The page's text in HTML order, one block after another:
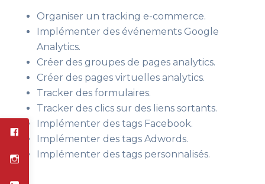
Organiser un tracking e-commerce.
Implémenter des événements Google
Analytics.
Créer des groupes de pages analytics.
Créer des pages virtuelles analytics.
Tracker des formulaires.
Tracker des clics sur des liens sortants.
Implémenter des tags Facebook.
Implémenter des tags Adwords.
Implémenter des tags personnalisés.